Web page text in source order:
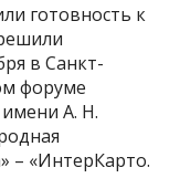
готовность к
в Санкт-
форуме
А. Н.
– «ИнтерКарто.